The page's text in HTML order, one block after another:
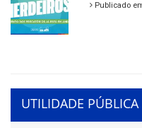
Publicado
UTILIDADE PÚBLICA